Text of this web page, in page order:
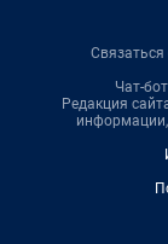
Чат-
Редакция